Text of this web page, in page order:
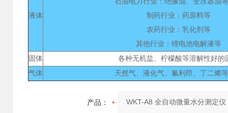
液体
制药行业：药原料等
农药行业：乳化剂等
其他行业：锂电池电解液等
固体
各种无机盐、柠檬酸等溶解性好的
气体
天然气、液化气、氟利昂、丁二烯
产品：